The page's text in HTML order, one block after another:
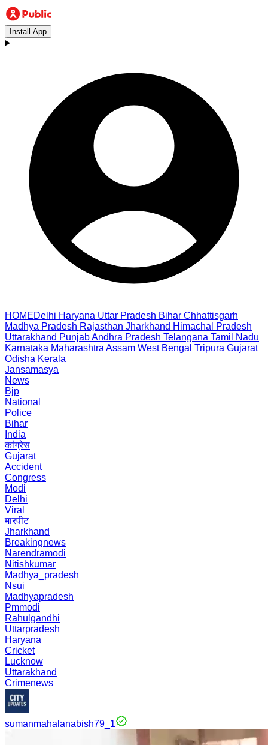
Install App
HOMEDelhi Haryana Uttar Pradesh Bihar Chhattisgarh
Madhya Pradesh Rajasthan Jharkhand Himachal Pradesh
Uttarakhand PunjabAndhra Pradesh Telangana Tamil Nadu
Karnataka Maharashtra Assam West Bengal Tripura Gujarat
Odisha Kerala
Jansamasya
News
Bjp
National
Police
Bihar
India
कांग्रेस
Gujarat
Accident
Congress
Modi
Delhi
Viral
मारपीट
Jharkhand
Breakingnews
Narendramodi
Nitishkumar
Madhya_pradesh
Nsui
Madhyapradesh
Pmmodi
Rahulgandhi
Uttarpradesh
Haryana
Cricket
Lucknow
Uttarakhand
Crimenews
sumanmahalanabish79_1